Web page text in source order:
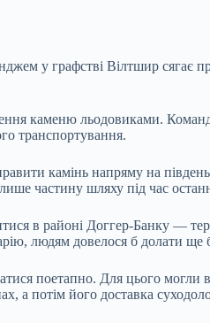
у графстві Вілтшир сягає
каменю льодовиками.
транспортування.
камінь напряму на
частину шляху під час
в районі Доггер-Банку —
людям довелося б долати ще
поетапно. Для цього могли
а потім його доставка